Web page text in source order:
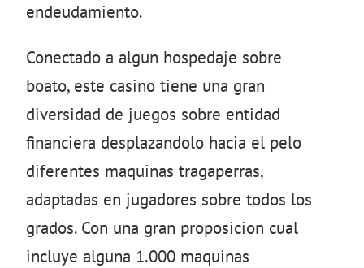
endeudamiento.
Conectado a algun hospedaje sobre
boato, este casino tiene una gran
diversidad de juegos sobre entidad
financiera desplazandolo hacia el pelo
diferentes maquinas tragaperras,
adaptadas en jugadores sobre todos los
grados. Con una gran proposicion cual
incluye alguna 1.000 maquinas